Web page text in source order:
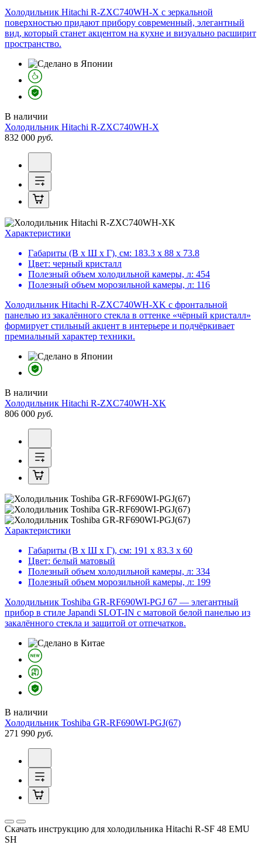
Холодильник Hitachi R-ZXC740WH-X с зеркальной
поверхностью придают прибору современный, элегантный
вид, который станет акцентом на кухне и визуально расширит
пространство.
В наличии
Холодильник Hitachi R-ZXC740WH-X
832 000 руб.
Характеристики
Габариты (В х Ш х Г), см: 183.3 х 88 х 73.8
Цвет: черный кристалл
Полезный объем холодильной камеры, л: 454
Полезный объем морозильной камеры, л: 116
Холодильник Hitachi R-ZXC740WH-XK с фронтальной
панелью из закалённого стекла в оттенке «чёрный кристалл»
формирует стильный акцент в интерьере и подчёркивает
премиальный характер техники.
В наличии
Холодильник Hitachi R-ZXC740WH-XK
806 000 руб.
Характеристики
Габариты (В х Ш х Г), см: 191 х 83.3 х 60
Цвет: белый матовый
Полезный объем холодильной камеры, л: 334
Полезный объем морозильной камеры, л: 199
Холодильник Toshiba GR-RF690WI-PGJ 67 — элегантный
прибор в стиле Japandi SLOT-IN с матовой белой панелью из
закалённого стекла и защитой от отпечатков.
В наличии
Холодильник Toshiba GR-RF690WI-PGJ(67)
271 990 руб.
Скачать инструкцию для холодильника Hitachi R-SF 48 EMU
SH